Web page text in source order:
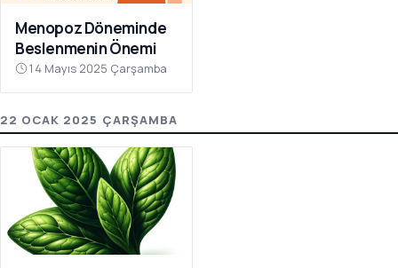
Menopoz Döneminde
Beslenmenin Önemi
14 Mayıs 2025 Çarşamba
22 OCAK 2025 ÇARŞAMBA